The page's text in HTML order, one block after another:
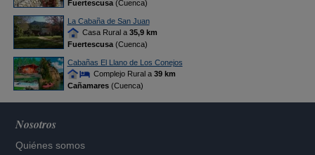
Fuertescusa(Cuenca)
La Cabaña de San Juan
Casa Rural a 35,9 km
Fuertescusa(Cuenca)
Cabañas El Llano de Los Conejos
Complejo Rural a 39 km
Cañamares(Cuenca)
Nosotros
Quiénes somos